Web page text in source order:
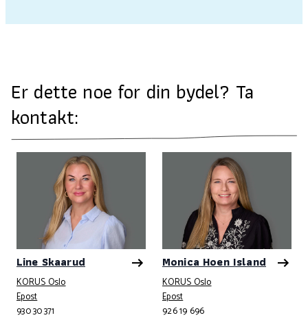
Er dette noe for din bydel? Ta
kontakt:
Line Skaarud
KORUS Oslo
EpostTelefonnummer
930 30 371
Monica Hoen Island
KORUS Oslo
EpostTelefonnummer
926 19 696